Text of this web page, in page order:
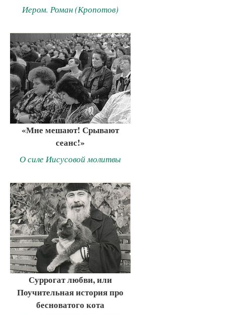
Иером. Роман (Кропотов)
«Мне мешают! Срывают
сеанс!»
О силе Иисусовой молитвы
Суррогат любви, или
Поучительная история про
бесноватого кота